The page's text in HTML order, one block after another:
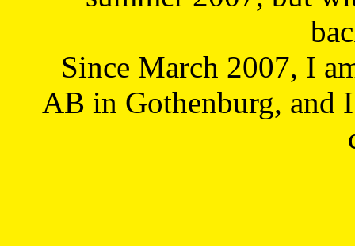
Since March 2007, I
AB in Gothenburg, and